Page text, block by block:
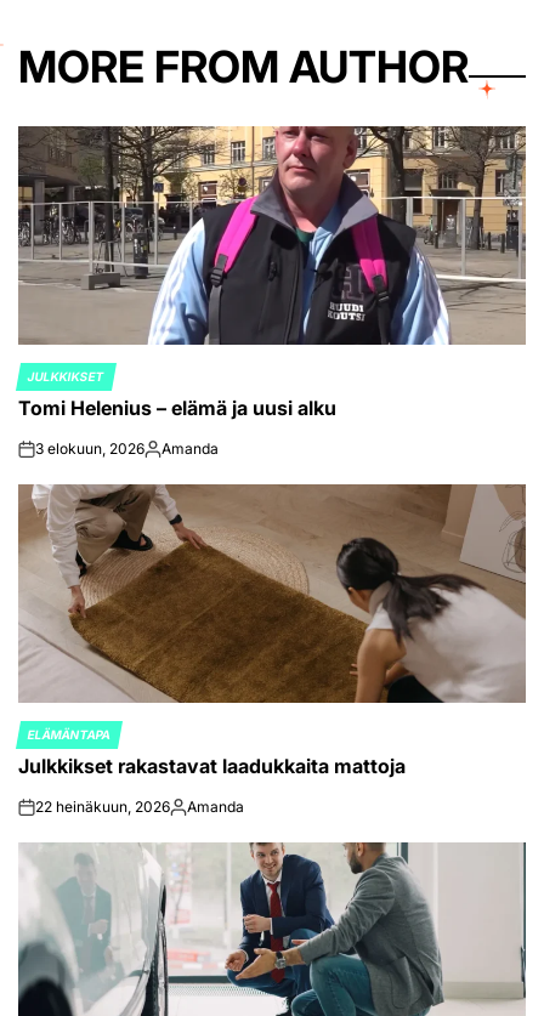
MORE FROM AUTHOR
POSTED
IN
JULKKIKSET
Tomi Helenius – elämä ja uusi alku
on3 elokuun, 2026Posted
Amanda
POSTED
IN
ELÄMÄNTAPA
Julkkikset rakastavat laadukkaita mattoja
on22 heinäkuun, 2026Posted
Amanda